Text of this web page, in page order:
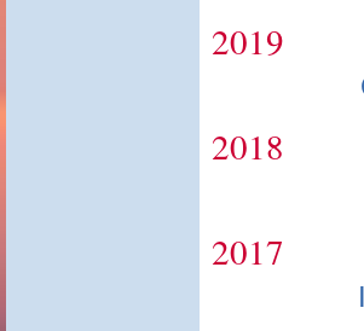
2019
2018
2017